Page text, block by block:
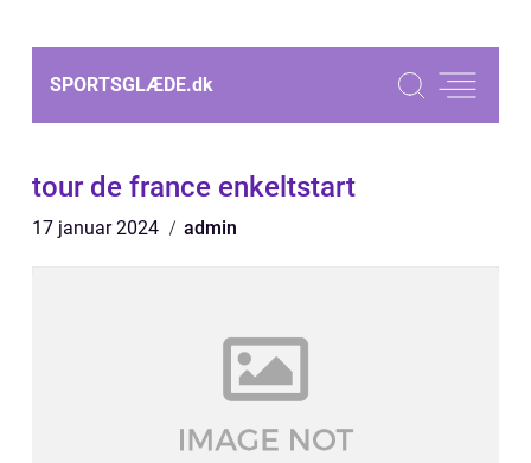
SPORTSGLÆDE.dk
tour de france enkeltstart
17 januar 2024 admin